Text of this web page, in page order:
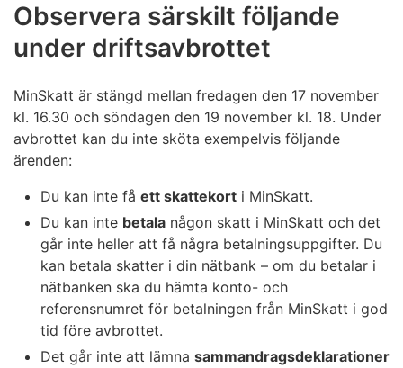
Observera särskilt följande
under driftsavbrottet
MinSkatt är stängd mellan fredagen den 17 november
kl. 16.30 och söndagen den 19 november kl. 18. Under
avbrottet kan du inte sköta exempelvis följande
ärenden:
Du kan inte få ett skattekort i MinSkatt.
Du kan inte betala någon skatt i MinSkatt och det
går inte heller att få några betalningsuppgifter. Du
kan betala skatter i din nätbank – om du betalar i
nätbanken ska du hämta konto- och
referensnumret för betalningen från MinSkatt i god
tid före avbrottet.
Det går inte att lämna sammandragsdeklarationer